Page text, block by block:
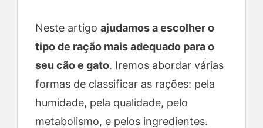
Neste artigo ajudamos a escolher o
tipo de ração mais adequado para o
seu cão e gato. Iremos abordar várias
formas de classificar as rações: pela
humidade, pela qualidade, pelo
metabolismo, e pelos ingredientes.